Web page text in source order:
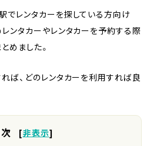
レンタカーを探している方向け
ンタカーやレンタカーを予約する際
めました。
ば、どのレンタカーを利用すれば良
[非表示]